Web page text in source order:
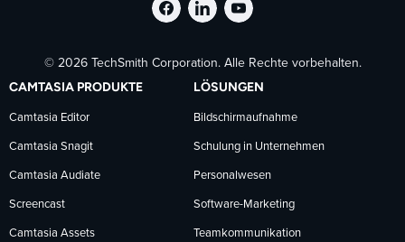
TechSmith
auf
Facebook
folgen
TechSmith
auf
LinkedIn
folgen
TechSmith
auf
YouTube
folgen
© 2026 TechSmith Corporation. Alle Rechte vorbehalten.
CAMTASIA PRODUKTE
Camtasia Editor
Camtasia Snagit
Camtasia Audiate
Screencast
Camtasia Assets
LÖSUNGEN
Bildschirmaufnahme
Schulung in Unternehmen
Personalwesen
Software-Marketing
Teamkommunikation